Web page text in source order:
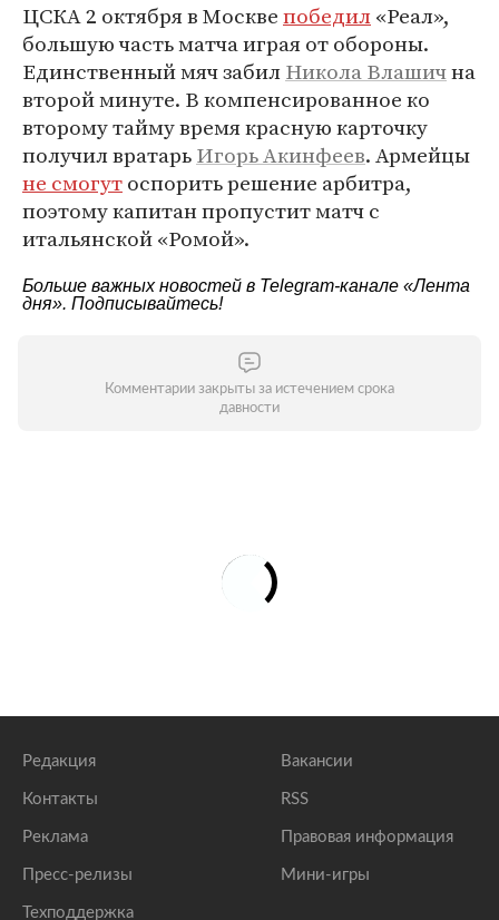
ЦСКА 2 октября в Москвепобедил«Реал»,
большую часть матча играя от обороны.
Единственный мяч забилНикола Влашична
второй минуте. В компенсированное ко
второму тайму время красную карточку
получил вратарьИгорь Акинфеев. Армейцы
не смогутоспорить решение арбитра,
поэтому капитан пропустит матч с
итальянской «Ромой».
Больше важных новостей в Telegram-канале «Лента
дня». Подписывайтесь!
Комментарии закрыты за истечением срока
давности
Редакция
Контакты
Реклама
Пресс-релизы
Техподдержка
Вакансии
RSS
Правовая информация
Мини-игры